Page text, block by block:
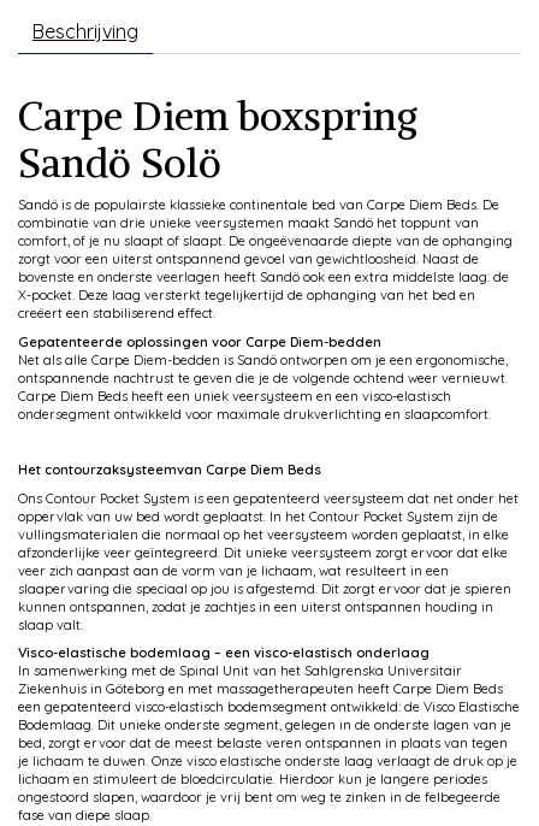
Beschrijving
Carpe Diem boxspring
Sandö Solö
Sandö is de populairste klassieke continentale bed van Carpe Diem Beds. De
combinatie van drie unieke veersystemen maakt Sandö het toppunt van
comfort, of je nu slaapt of slaapt. De ongeëvenaarde diepte van de ophanging
zorgt voor een uiterst ontspannend gevoel van gewichtloosheid. Naast de
bovenste en onderste veerlagen heeft Sandö ook een extra middelste laag: de
X-pocket. Deze laag versterkt tegelijkertijd de ophanging van het bed en
creëert een stabiliserend effect.
Gepatenteerde oplossingen voor Carpe Diem-bedden
Net als alle Carpe Diem-bedden is Sandö ontworpen om je een ergonomische,
ontspannende nachtrust te geven die je de volgende ochtend weer vernieuwt.
Carpe Diem Beds heeft een uniek veersysteem en een visco-elastisch
ondersegment ontwikkeld voor maximale drukverlichting en slaapcomfort.
Het contourzaksysteemvan Carpe Diem Beds
Ons Contour Pocket System is een gepatenteerd veersysteem dat net onder het
oppervlak van uw bed wordt geplaatst. In het Contour Pocket System zijn de
vullingsmaterialen die normaal op het veersysteem worden geplaatst, in elke
afzonderlijke veer geïntegreerd. Dit unieke veersysteem zorgt ervoor dat elke
veer zich aanpast aan de vorm van je lichaam, wat resulteert in een
slaapervaring die speciaal op jou is afgestemd. Dit zorgt ervoor dat je spieren
kunnen ontspannen, zodat je zachtjes in een uiterst ontspannen houding in
slaap valt.
Visco-elastische bodemlaag – een visco-elastisch onderlaag
In samenwerking met de Spinal Unit van het Sahlgrenska Universitair
Ziekenhuis in Göteborg en met massagetherapeuten heeft Carpe Diem Beds
een gepatenteerd visco-elastisch bodemsegment ontwikkeld: de Visco Elastische
Bodemlaag. Dit unieke onderste segment, gelegen in de onderste lagen van je
bed, zorgt ervoor dat de meest belaste veren ontspannen in plaats van tegen
je lichaam te duwen. Onze visco elastische onderste laag verlaagt de druk op je
lichaam en stimuleert de bloedcirculatie. Hierdoor kun je langere periodes
ongestoord slapen, waardoor je vrij bent om weg te zinken in de felbegeerde
fase van diepe slaap.